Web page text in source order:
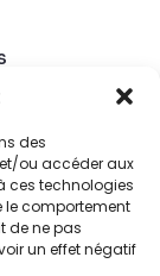
des
ou accéder aux
ces technologies
le comportement
de ne pas
un effet négatif